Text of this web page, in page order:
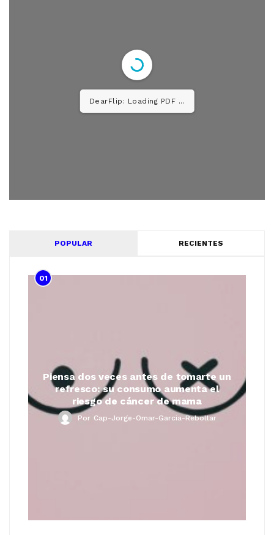
DearFlip: Loading PDF 26%
...
POPULAR RECIENTES
01
Piensa dos veces antes de tomarte un
refresco: su consumo aumenta el
riesgo de cáncer de mama
Por Cap-Jorge-Omar-Garcia-Rebollar